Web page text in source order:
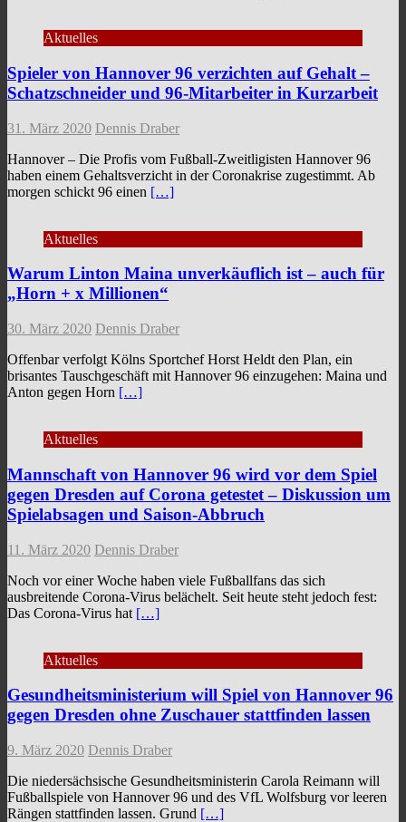
Aktuelles
Spieler von Hannover 96 verzichten auf Gehalt –
Schatzschneider und 96-Mitarbeiter in Kurzarbeit
31. März 2020 Dennis Draber
Hannover – Die Profis vom Fußball-Zweitligisten Hannover 96
haben einem Gehaltsverzicht in der Coronakrise zugestimmt. Ab
morgen schickt 96 einen […]
Aktuelles
Warum Linton Maina unverkäuflich ist – auch für
„Horn + x Millionen“
30. März 2020 Dennis Draber
Offenbar verfolgt Kölns Sportchef Horst Heldt den Plan, ein
brisantes Tauschgeschäft mit Hannover 96 einzugehen: Maina und
Anton gegen Horn […]
Aktuelles
Mannschaft von Hannover 96 wird vor dem Spiel
gegen Dresden auf Corona getestet – Diskussion um
Spielabsagen und Saison-Abbruch
11. März 2020 Dennis Draber
Noch vor einer Woche haben viele Fußballfans das sich
ausbreitende Corona-Virus belächelt. Seit heute steht jedoch fest:
Das Corona-Virus hat […]
Aktuelles
Gesundheitsministerium will Spiel von Hannover 96
gegen Dresden ohne Zuschauer stattfinden lassen
9. März 2020 Dennis Draber
Die niedersächsische Gesundheitsministerin Carola Reimann will
Fußballspiele von Hannover 96 und des VfL Wolfsburg vor leeren
Rängen stattfinden lassen. Grund […]